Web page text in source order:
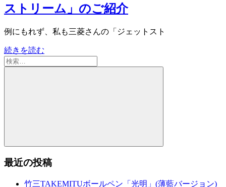
ストリーム」のご紹介
例にもれず、私も三菱さんの「ジェットスト
続きを読む
検
索:
検
最近の投稿
竹三TAKEMITUボールペン「光明」(薄藍バージョン)